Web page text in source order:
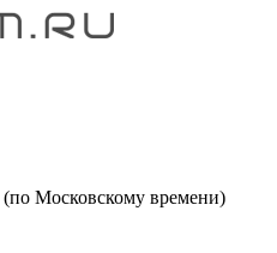
(по Московскому времени)